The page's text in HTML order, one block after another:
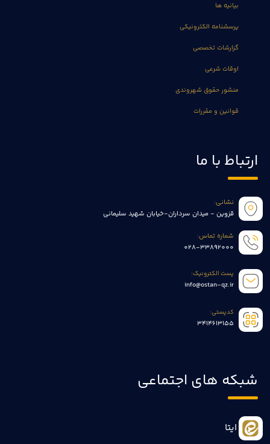
بیانیه ها
پرسشنامه الکترونیکی
گزارشات تخصصی
اوقات شرعی
منشور حقوق شهروندی
قوانین و مقررات
ارتباط با ما
نشانی:
قزوین - میدان سرداران-خیابان شهید سلیمانی
شماره تماس:
028-33892000
پست الکترونیک:
info@ostan-qz.ir
کدپستی:
3414613155
شبکه های اجتماعی
ایتا